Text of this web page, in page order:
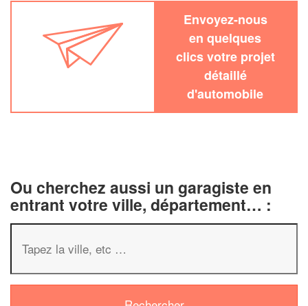
Envoyez-nous
en quelques
clics votre projet
détaillé
d'automobile
Ou cherchez aussi un garagiste en
entrant votre ville, département… :